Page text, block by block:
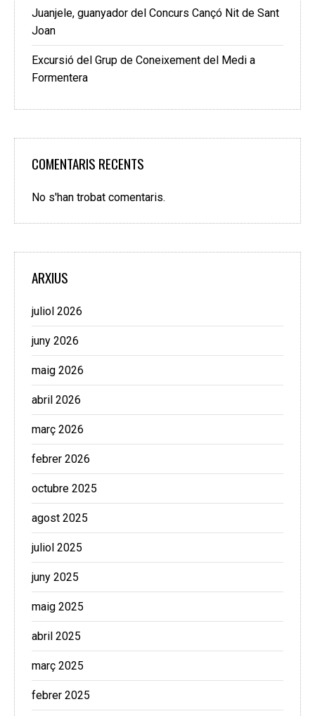
Juanjele, guanyador del Concurs Cançó Nit de Sant
Joan
Excursió del Grup de Coneixement del Medi a
Formentera
COMENTARIS RECENTS
No s'han trobat comentaris.
ARXIUS
juliol 2026
juny 2026
maig 2026
abril 2026
març 2026
febrer 2026
octubre 2025
agost 2025
juliol 2025
juny 2025
maig 2025
abril 2025
març 2025
febrer 2025